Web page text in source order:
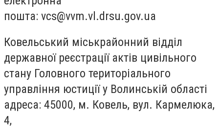
пошта: vcs@vvm.vl.drsu.gov.ua
Ковельський міськрайонний відділ
державної реєстрації актів цивільного
стану Головного територіального
управління юстиції у Волинській області
адреса: 45000, м. Ковель, вул. Кармелюка,
4,